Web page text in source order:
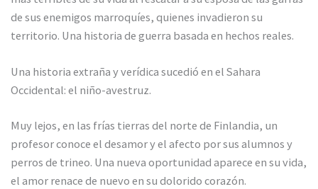
de sus enemigos marroquíes, quienes invadieron su
territorio. Una historia de guerra basada en hechos reales.
Una historia extraña y verídica sucedió en el Sahara
Occidental: el niño-avestruz.
Muy lejos, en las frías tierras del norte de Finlandia, un
profesor conoce el desamor y el afecto por sus alumnos y
perros de trineo. Una nueva oportunidad aparece en su vida,
el amor renace de nuevo en su dolorido corazón.